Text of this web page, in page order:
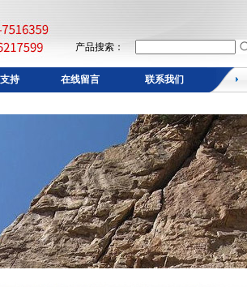
产品搜索：
持 在线留言 联系我们